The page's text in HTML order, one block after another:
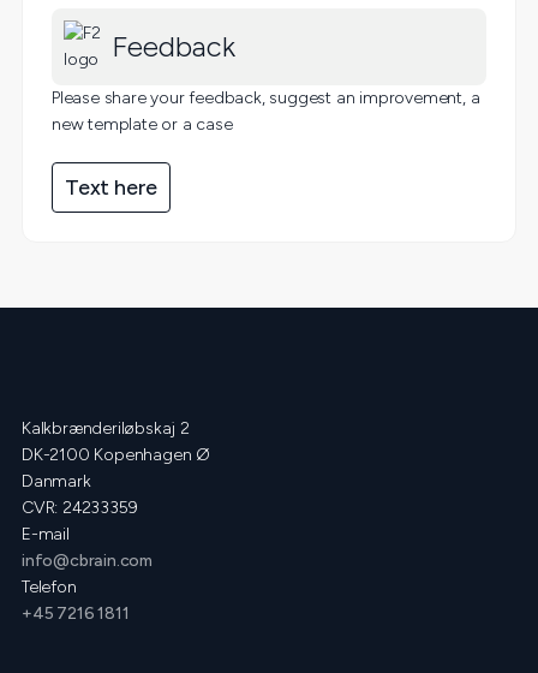
Feedback
Please share your feedback, suggest an improvement, a
new template or a case
Text here
Kalkbrænderiløbskaj 2
DK-2100 Kopenhagen Ø
Danmark
CVR: 24233359
E-mail
info@cbrain.com
Telefon
+45 7216 1811